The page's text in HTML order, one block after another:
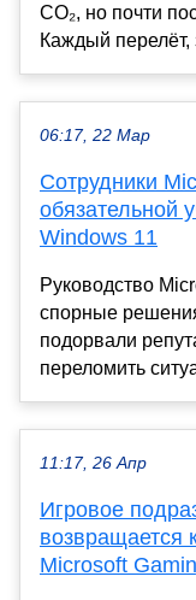
CO₂, но почти
Каждый перелёт,
06:17, 22 Мар
Сотрудники
обязательной
Windows 11
Руководство
спорные
подорвали
переломить
11:17, 26 Апр
Игровое
возвращается
Microsoft